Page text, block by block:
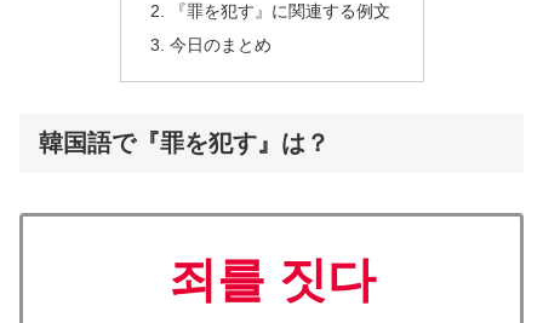
『罪を犯す』に関連する例文
今日のまとめ
韓国語で『罪を犯す』は？
죄를 짓다